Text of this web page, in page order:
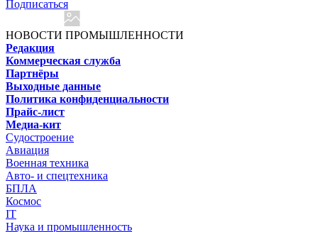
Подписаться
НОВОСТИ ПРОМЫШЛЕННОСТИ
Редакция
Коммерческая служба
Партнёры
Выходные данные
Политика конфиденциальности
Прайс-лист
Медиа-кит
Судостроение
Авиация
Военная техника
Авто- и спецтехника
БПЛА
Космос
IT
Наука и промышленность